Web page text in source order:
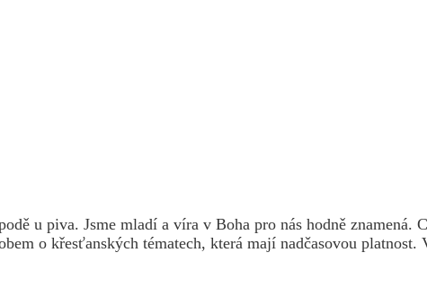
u piva. Jsme mladí a víra v Boha pro nás hodně znamená.
o křesťanských tématech, která mají nadčasovou